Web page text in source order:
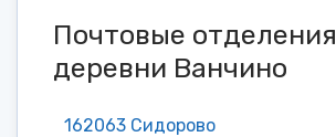
Почтовые отделения
деревни Ванчино
162063 Сидорово